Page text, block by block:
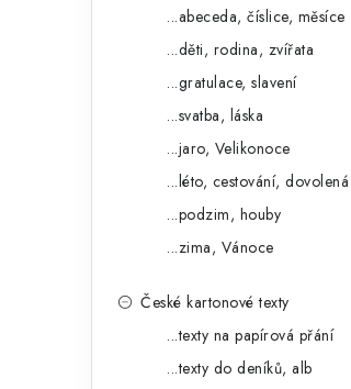
...abeceda, číslice, měsíce
...děti, rodina, zvířata
...gratulace, slavení
...svatba, láska
...jaro, Velikonoce
...léto, cestování, dovolená
...podzim, houby
...zima, Vánoce
České kartonové texty
...texty na papírová přání
...texty do deníků, alb